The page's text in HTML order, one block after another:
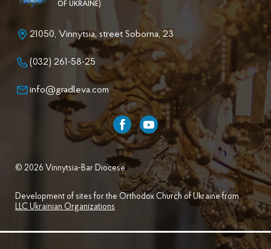
OF UKRAINE)
21050, Vinnytsia, street Soborna, 23
(032) 261-58-25
info@gradleva.com
© 2026 Vinnytsia-Bar Diocese .
Development of sites for the Orthodox Church of Ukraine from
LLC Ukrainian Organizations